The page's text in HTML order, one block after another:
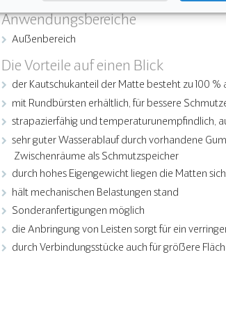
Anwendungsbereiche
Außenbereich
Die Vorteile auf einen Blick
der Kautschukanteil der Matte besteht zu 100 %
mit Rundbürsten erhältlich, für bessere
strapazierfähig und temperaturunempfindlich,
sehr guter Wasserablauf durch vorhandene
Zwischenräume als Schmutzspeicher
durch hohes Eigengewicht liegen die Matten
hält mechanischen Belastungen stand
Sonderanfertigungen möglich
die Anbringung von Leisten sorgt für ein
durch Verbindungsstücke auch für größere